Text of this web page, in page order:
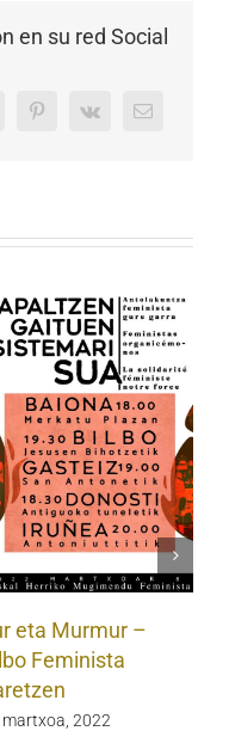
en su red Social
Tumblr PinterestVk Email
eta Murmur –
Feminista
martxoa, 2022